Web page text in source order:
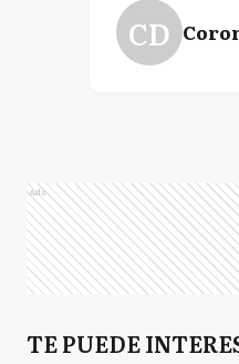
CD
Ads
TE PUEDE